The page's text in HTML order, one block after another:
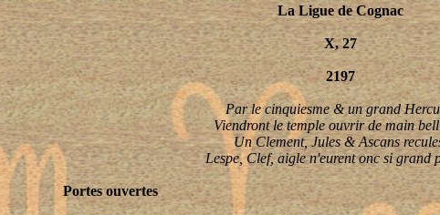
La Ligue de Cognac
X, 27
2197
Par le cinquiesme & un grand
Viendront le temple ouvrir de main
Un Clement, Jules & Ascans
Lespe, Clef, aigle n'eurent onc si grand
Portes ouvertes